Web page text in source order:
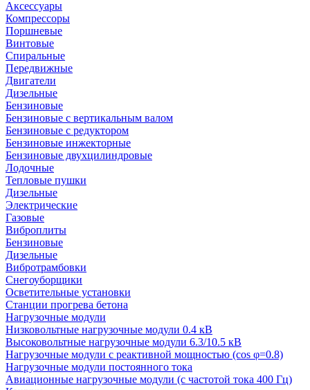
Аксессуары
Компрессоры
Поршневые
Винтовые
Спиральные
Передвижные
Двигатели
Дизельные
Бензиновые
Бензиновые с вертикальным валом
Бензиновые с редуктором
Бензиновые инжекторные
Бензиновые двухцилиндровые
Лодочные
Тепловые пушки
Дизельные
Электрические
Газовые
Виброплиты
Бензиновые
Дизельные
Вибротрамбовки
Снегоуборщики
Осветительные установки
Станции прогрева бетона
Нагрузочные модули
Низковольтные нагрузочные модули 0.4 кВ
Высоковольтные нагрузочные модули 6.3/10.5 кВ
Нагрузочные модули с реактивной мощностью (cos φ=0.8)
Нагрузочные модули постоянного тока
Авиационные нагрузочные модули (с частотой тока 400 Гц)